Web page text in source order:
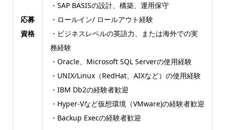
応募
資格
・SAP BASISの設計、構築、運用保守
・ロールイン/ ロールアウト経験
・ビジネスレベルの英語力、または海外での実
務経験
・Oracle、Microsoft SQL Serverの使用経験
・UNIX/Linux（RedHat、AIXなど）の使用経験
・IBM Db2の経験者歓迎
・Hyper-Vなど仮想環境（VMware)の経験者歓迎
・Backup Execの経験者歓迎